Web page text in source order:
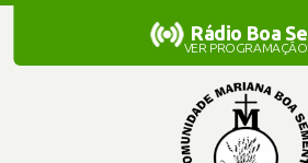
Rádio Boa
Rádio Boa
VER PROGRAMAÇÃO